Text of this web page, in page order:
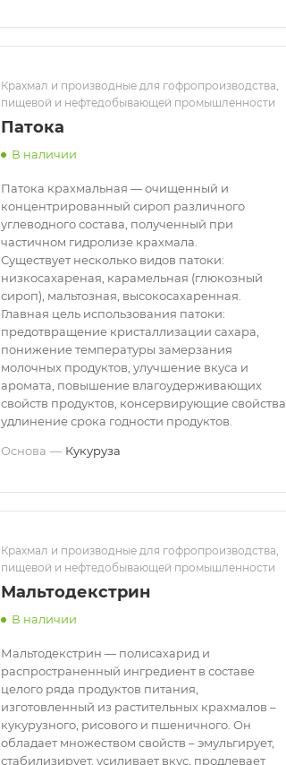
Крахмал и производные для гофропроизводства,
пищевой и нефтедобывающей промышленности
Патока
В наличии
Патока крахмальная — очищенный и
концентрированный сироп различного
углеводного состава, полученный при
частичном гидролизе крахмала.
Существует несколько видов патоки:
низкосахареная, карамельная (глюкозный
сироп), мальтозная, высокосахаренная.
Главная цель использования патоки:
предотвращение кристаллизации сахара,
понижение температуры замерзания
молочных продуктов, улучшение вкуса и
аромата, повышение влагоудерживающих
свойств продуктов, консервирующие свойства,
удлинение срока годности продуктов.
Основа — Кукуруза
Крахмал и производные для гофропроизводства,
пищевой и нефтедобывающей промышленности
Мальтодекстрин
В наличии
Мальтодекстрин — полисахарид и
распространенный ингредиент в составе
целого ряда продуктов питания,
изготовленный из растительных крахмалов –
кукурузного, рисового и пшеничного. Он
обладает множеством свойств – эмульгирует,
стабилизирует, усиливает вкус, продлевает